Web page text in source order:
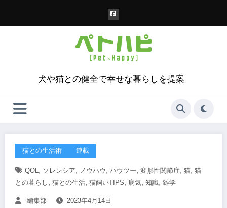
犬や猫との健全で幸せな暮らしを提案
猫との生活術 連載
QOL, ソレンシア, ノウハウ , ハウツー, 変形性関節症, 猫, 猫
との暮らし , 猫との生活, 猫飼いTIPS, 病気, 知識, 雑学
編集部 2023年4月14日